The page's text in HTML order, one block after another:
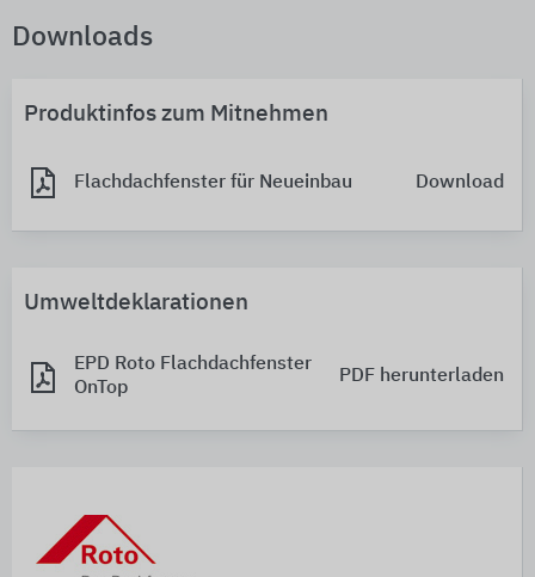
Downloads
Produktinfos zum Mitnehmen
Flachdachfenster für Neueinbau Download
Umweltdeklarationen
EPD Roto Flachdachfenster
OnTop
PDF herunterladen